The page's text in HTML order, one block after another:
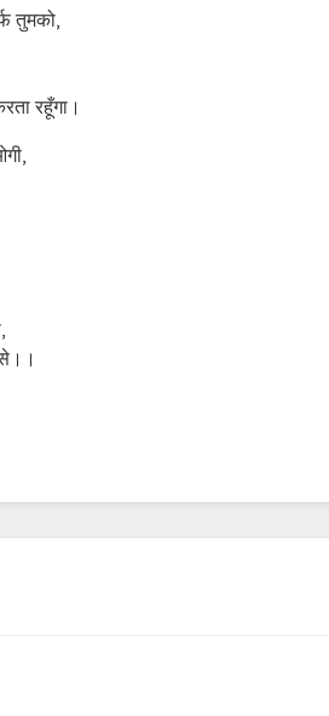
तुमको,
रहूँगा।